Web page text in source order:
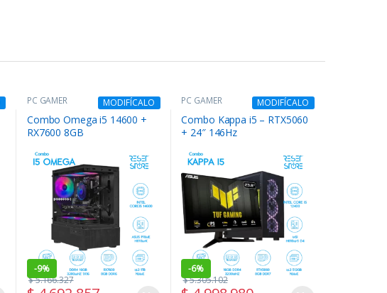
PC GAMER
Combo Omega i5 14600 +
RX7600 8GB
-9%
MODIFÍCALO
$5.166.327
PC GAMER
Combo Kappa i5 – RTX5060
+ 24″ 146Hz
-6%
MODIFÍCALO
$5.305.102